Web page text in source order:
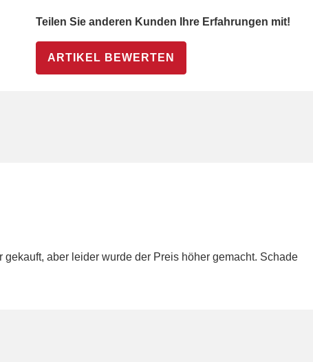
Teilen Sie anderen Kunden Ihre Erfahrungen mit!
ARTIKEL BEWERTEN
aber leider wurde der Preis höher gemacht. Schade